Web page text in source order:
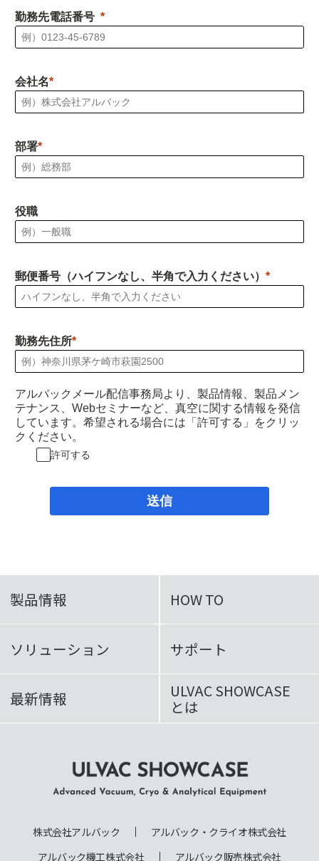
勤務先電話番号
会社名
部署
役職
郵便番号（ハイフンなし、半角で入力ください）
勤務先住所
アルバックメール配信事務局より、製品情報、製品メン
テナンス、Webセミナーなど、真空に関する情報を発信
しています。希望される場合には「許可する」をクリッ
クください。
許可する
送信
製品情報 HOW TO
ソリューション サポート
最新情報 ULVAC SHOWCASE
とは
Vacuum, Cryo & Analytical
Equipment
株式会社アルバック
アルバック・クライオ株式会社
アルバック機工株式会社
アルバック販売株式会社